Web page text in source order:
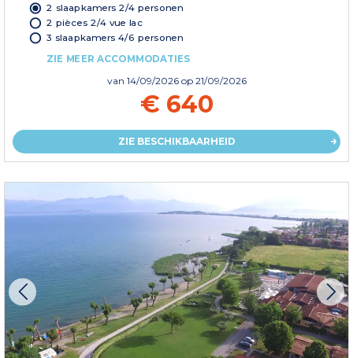
2 slaapkamers 2/4 personen
2 pièces 2/4 vue lac
3 slaapkamers 4/6 personen
ZIE MEER ACCOMMODATIES
van 14/09/2026 op 21/09/2026
€ 640
ZIE BESCHIKBAARHEID